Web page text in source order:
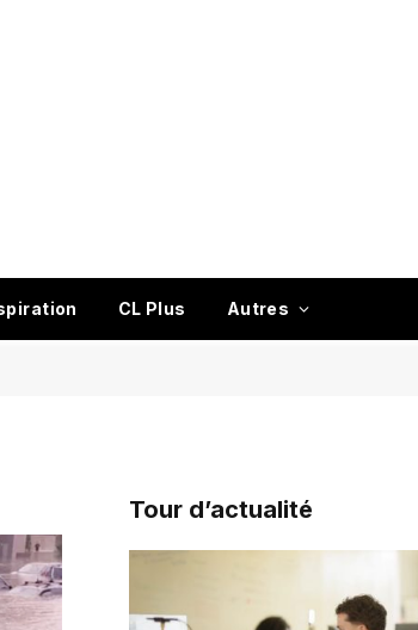
CL Plus Autres
Tour d’actualité